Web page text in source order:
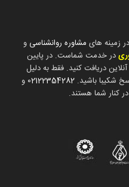
مشاوره روانشناسی و
در خدمت شماست. در پایین
دریافت کنید. فقط به دلیل
شکیبا باشید. 02122354282 و
کنار شما هستند.